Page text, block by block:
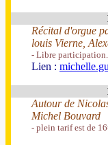
Récital d'orgue
louis Vierne,
- Libre participation.
Lien :
Autour de
Michel Bouvard
- plein tarif est de